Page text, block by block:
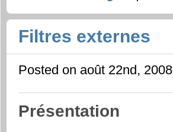
Filtres externes
Posted on août 22nd, 2008
Présentation